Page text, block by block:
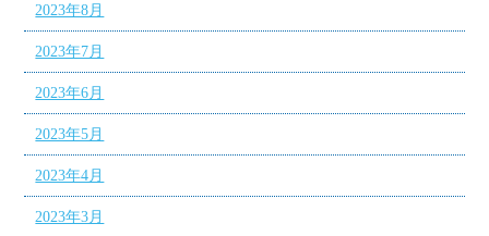
2023年8月
2023年7月
2023年6月
2023年5月
2023年4月
2023年3月